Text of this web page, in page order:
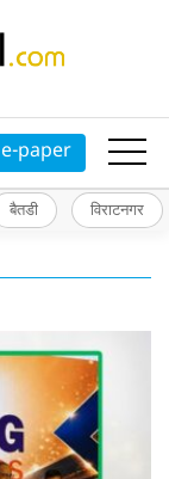
e-paper
बैतडी विराटनगर